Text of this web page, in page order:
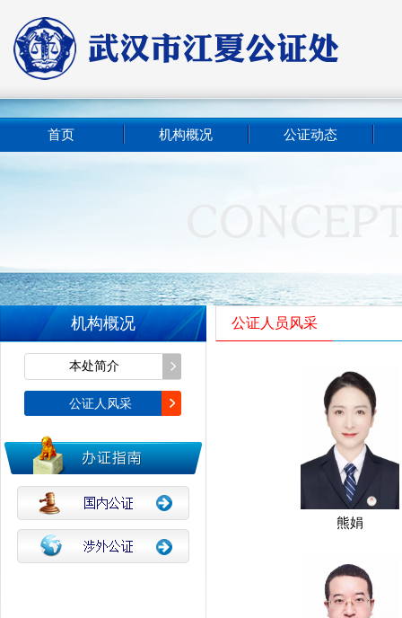
首页 机构概况 公证动态
机构概况
本处简介
公证人风采
公证人员风采
熊娟